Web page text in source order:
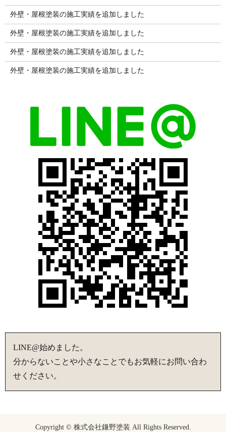
外壁・屋根塗装の施工実績を追加しました
外壁・屋根塗装の施工実績を追加しました
外壁・屋根塗装の施工実績を追加しました
外壁・屋根塗装の施工実績を追加しました
LINE@始めました。
分からないことや小さなことでもお気軽にお問い合わ
せください。
Copyright © 株式会社鎌野塗装 All Rights Reserved.